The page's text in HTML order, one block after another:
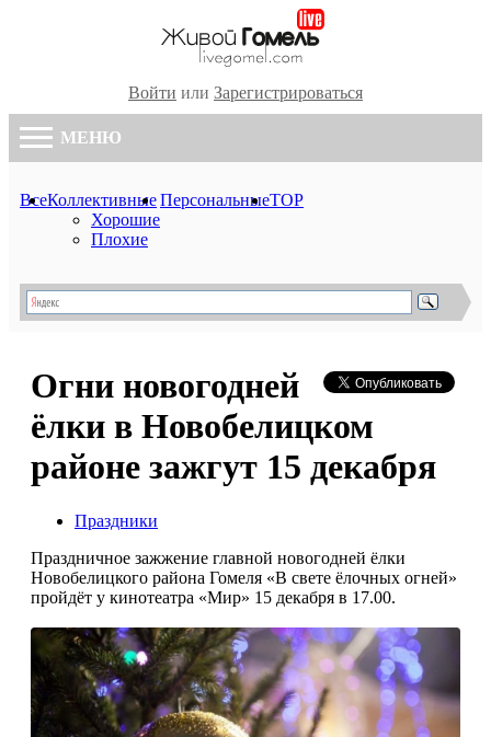
Войти или Зарегистрироваться
МЕНЮ
ВсеКоллективные
Хорошие
Плохие
ПерсональныеTOP
Огни новогодней
ёлки в Новобелицком
районе зажгут 15 декабря
Праздники
Праздничное зажжение главной новогодней ёлки
Новобелицкого района Гомеля «В свете ёлочных огней»
пройдёт у кинотеатра «Мир» 15 декабря в 17.00.